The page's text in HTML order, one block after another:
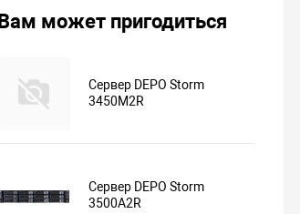
Вам может пригодиться
Сервер DEPO Storm
3450M2R
Сервер DEPO Storm
3500A2R